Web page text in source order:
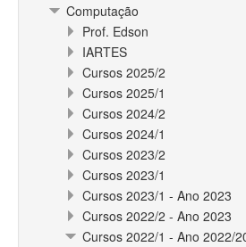
Computação
Prof. Edson
IARTES
Cursos 2025/2
Cursos 2025/1
Cursos 2024/2
Cursos 2024/1
Cursos 2023/2
Cursos 2023/1
Cursos 2023/1 - Ano 2023
Cursos 2022/2 - Ano 2023
Cursos 2022/1 - Ano 2022/